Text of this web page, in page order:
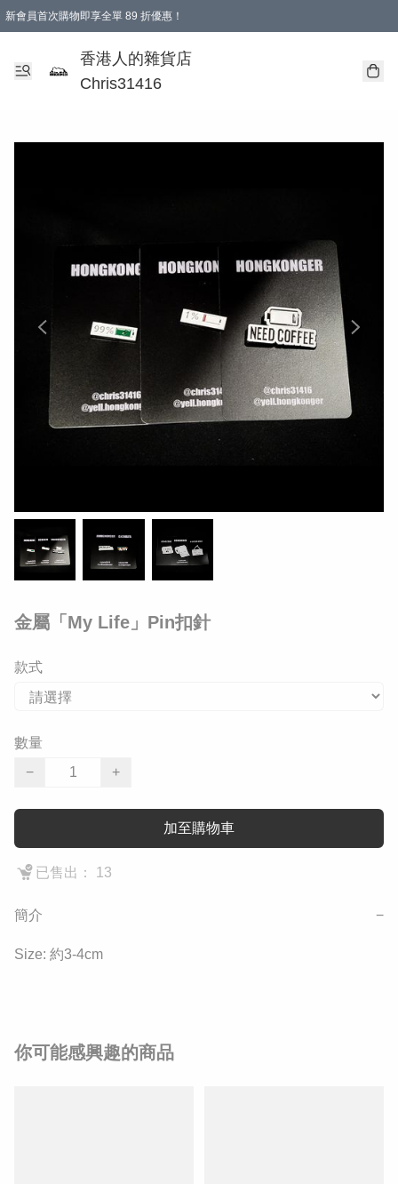
新會員首次購物即享全單 89 折優惠！
購物滿 HKD 499.00即享免運費優惠！（適用於 本地送貨、本地取貨 )
【滿 $300 專屬驚喜：無聲信物（最後一批）】
香港人的雜貨店
Chris31416
金屬「My Life」Pin扣針
款式
數量
−
+
加至購物車
已售出： 13
簡介 −
Size: 約3-4cm
你可能感興趣的商品